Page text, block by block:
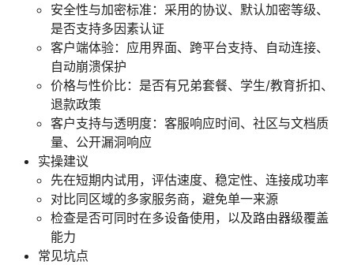
安全性与加密标准：采用的协议、默认加密等级、
是否支持多因素认证
客户端体验：应用界面、跨平台支持、自动连接、
自动崩溃保护
价格与性价比：是否有兄弟套餐、学生/教育折扣、
退款政策
客户支持与透明度：客服响应时间、社区与文档质
量、公开漏洞响应
实操建议
先在短期内试用，评估速度、稳定性、连接成功率
对比同区域的多家服务商，避免单一来源
检查是否可同时在多设备使用，以及路由器级覆盖
能力
常见坑点